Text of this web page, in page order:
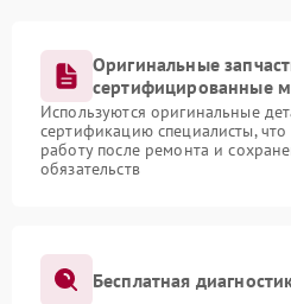
Оригинальные
сертифицированные
Используются оригинальные
сертификацию специалисты,
работу после ремонта и
обязательств
Бесплатная